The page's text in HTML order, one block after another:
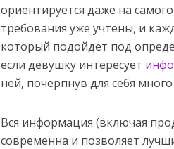
ориентируется даже на
требования уже учтены, и
который подойдёт под
если девушку интересует
ней, почерпнув для себя
Вся информация (включая
современна и позволяет